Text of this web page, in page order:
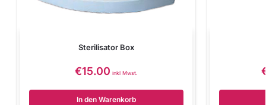
Sterilisator Box
€15.00 inkl Mwst.
In den Warenkorb